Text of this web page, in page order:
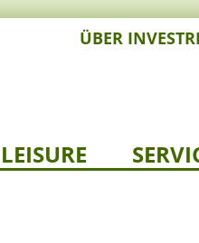
ÜBER
LEISURE